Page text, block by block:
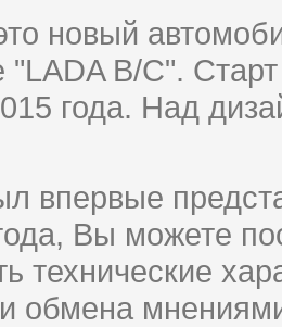
новый
B/C".
года. Над
впервые
Вы можете
технические
обмена